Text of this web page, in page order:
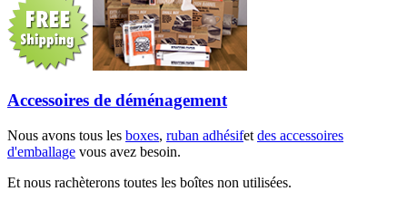
Accessoires de déménagement
Nous avons tous les boxes, ruban adhésifet des accessoires
d'emballage vous avez besoin.
Et nous rachèterons toutes les boîtes non utilisées.